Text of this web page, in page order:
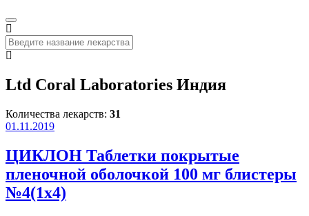
Ltd Coral Laboratories Индия
Количества лекарств: 31
01.11.2019
ЦИКЛОН Таблетки покрытые
пленочной оболочкой 100 мг блистеры
№4(1x4)